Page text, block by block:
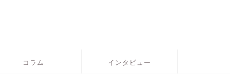
コラム インタビュー